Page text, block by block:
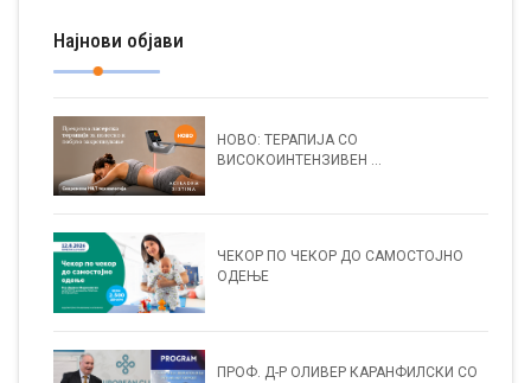
Најнови објави
НОВО: ТЕРАПИЈА СО
ВИСОКОИНТЕНЗИВЕН ...
ЧЕКОР ПО ЧЕКОР ДО САМОСТОЈНО
ОДЕЊЕ
ПРОФ. Д-Р ОЛИВЕР КАРАНФИЛСКИ СО